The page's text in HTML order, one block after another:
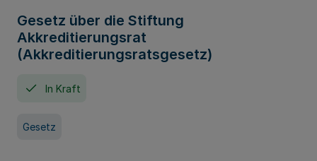
Gesetz über die Stiftung
Akkreditierungsrat
(Akkreditierungsratsgesetz)
In Kraft
Gesetz